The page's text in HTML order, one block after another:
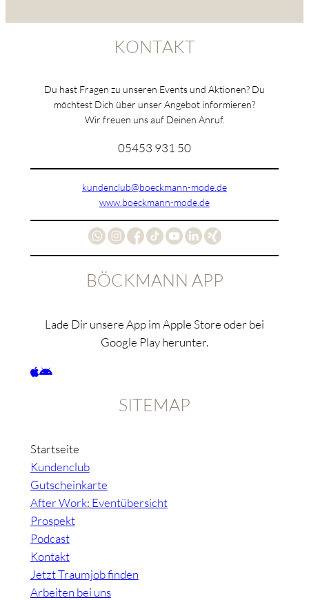
KONTAKT
Du hast Fragen zu unseren Events und Aktionen? Du
möchtest Dich über unser Angebot informieren?
Wir freuen uns auf Deinen Anruf.
05453 931 50
kundenclub@boeckmann-mode.de
www.boeckmann-mode.de
BÖCKMANN APP
Lade Dir unsere App im Apple Store oder bei
Google Play herunter.
SITEMAP
Startseite
Kundenclub
Gutscheinkarte
After Work: Eventübersicht
Prospekt
Podcast
Kontakt
Jetzt Traumjob finden
Arbeiten bei uns